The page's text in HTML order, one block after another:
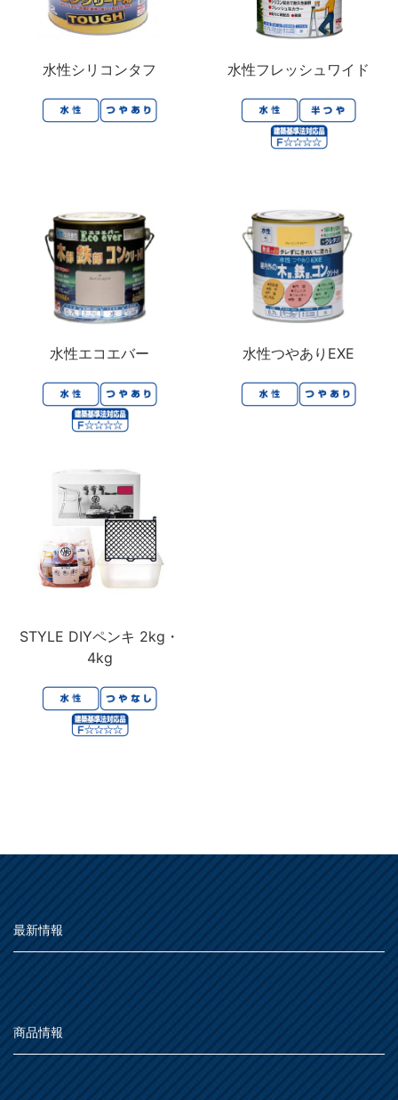
水性シリコンタフ 水性フレッシュワイド
水性エコエバー 水性つやありEXE
STYLE DIYペンキ 2kg・
4kg
最新情報
商品情報